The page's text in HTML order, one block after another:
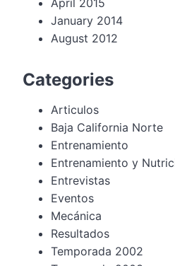
January 2014
August 2012
Categories
Articulos
Baja California Norte
Entrenamiento
Entrenamiento y
Entrevistas
Eventos
Mecánica
Resultados
Temporada 2002